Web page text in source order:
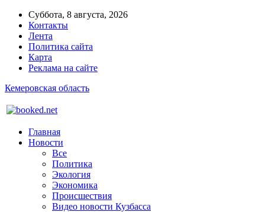
Суббота, 8 августа, 2026
Контакты
Лента
Политика сайта
Карта
Реклама на сайте
Кемеровская область
Главная
Новости
Все
Политика
Экология
Экономика
Происшествия
Видео новости Кузбасса